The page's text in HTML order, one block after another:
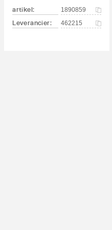
Ja
Ja
artikel: 1890859
Leverancier: 462215